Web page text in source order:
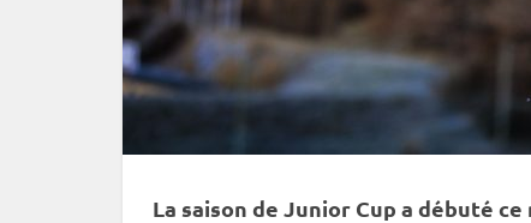
La saison de Junior Cup a débuté ce